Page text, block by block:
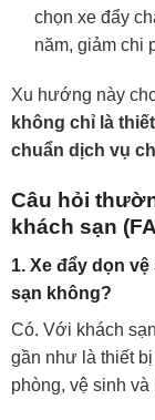
chọn xe đẩy
năm, giảm chi
Xu hướng này
không chỉ là
chuẩn dịch vụ
Câu hỏi
khách sạn
1. Xe đẩy dọn
sạn không?
Có. Với khách
gần như là thiết
phòng, vệ sinh